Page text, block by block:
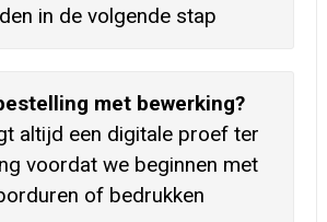
in de volgende stap
met bewerking?
altijd een digitale proef ter
voordat we beginnen met
of bedrukken